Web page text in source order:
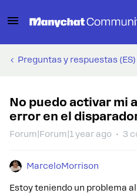
Preguntas y respuestas (ES)
No puedo activar mi
error en el
Forum|Forum|1 year ago 3
MarceloMorrison
Estoy teniendo un problema